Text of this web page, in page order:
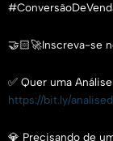
🤝🏻🚀Inscreva-se
✅ Quer uma
https://bit.ly/
💎 Precisando de